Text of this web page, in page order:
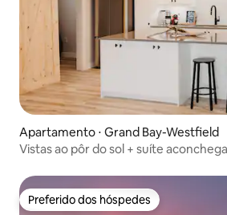
Apartamento ⋅ Grand Bay-Westfield
Vistas ao pôr do sol + suíte
Preferido dos hóspedes
Preferido dos hóspedes